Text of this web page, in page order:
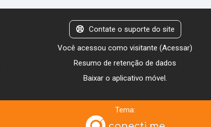
Contate o suporte do site
Você acessou como visitante (Acessar)
Resumo de retenção de dados
Baixar o aplicativo móvel.
Tema: